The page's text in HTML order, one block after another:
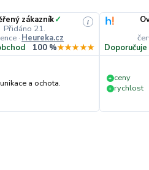
zákazník✓
Přidáno 21.
· Heureka.cz
i
100 %★★★★★
a ochota. + ceny
+ rychlost